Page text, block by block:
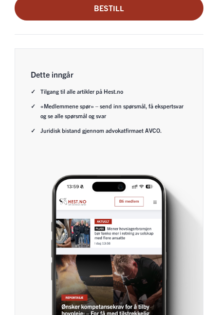
BESTILL
Dette inngår
Tilgang til alle artikler på Hest.no
«Medlemmene spør» – send inn spørsmål, få ekspertsvar
og se alle spørsmål og svar
Juridisk bistand gjennom advokatfirmaet AVCO.